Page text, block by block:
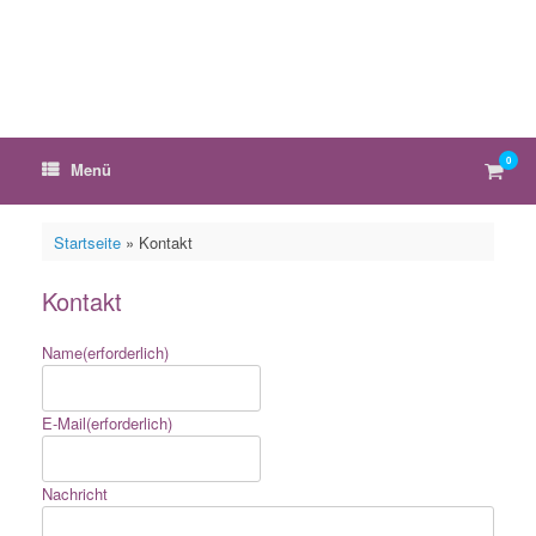
Menü 0
Startseite» Kontakt
Kontakt
Name(erforderlich)
E-Mail(erforderlich)
Nachricht